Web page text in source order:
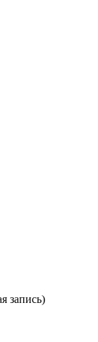
запись)